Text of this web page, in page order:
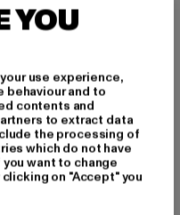
EUR
CLASSICS
Fit Jean
EURPreis: 29,99 EUR
39,99 EURAktionspreis:
YOU
use experience,
behaviour and to
contents and
to extract data
the processing of
which do not have
want to change
on "Accept" you